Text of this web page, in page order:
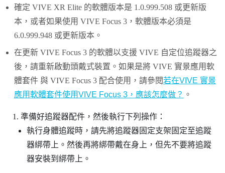
確定 VIVE XR Elite的軟體版本是 1.0.999.508 或更新版
本，或者如果使用 VIVE Focus 3，軟體版本必須是
6.0.999.948 或更新版本。
在更新 VIVE Focus 3的軟體以支援 VIVE 自定位追蹤器之
後，請重新啟動頭戴式裝置。如果是將 VIVE 實景應用軟
體套件與 VIVE Focus 3配合使用，請參閱若在VIVE 實景
應用軟體套件使用VIVE Focus 3，應該怎麼做？ 。
準備好追蹤器配件，然後執行下列操作：
執行身體追蹤時，請先將追蹤器固定支架固定至追蹤
器綁帶上。然後再將綁帶戴在身上，但先不要將追蹤
器安裝到綁帶上。